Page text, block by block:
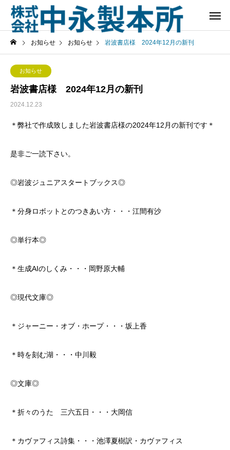
お知らせ お知らせ 岩波書店様 2024年12月の新刊
お知らせ
岩波書店様 2024年12月の新刊
2024.12.23
＊弊社で作成致しました岩波書店様の2024年12月の新刊です＊
是非ご一読下さい。
◎岩波ジュニアスタートブックス◎
＊分身ロボットとのつきあい方・・・江間有沙
◎単行本◎
＊生成AIのしくみ・・・岡野原大輔
◎現代文庫◎
＊ジャーニー・オブ・ホープ・・・坂上香
＊時を刻む湖・・・中川毅
◎文庫◎
＊折々のうた 三六五日・・・大岡信
＊カヴァフィス詩集・・・池澤夏樹訳・カヴァフィス